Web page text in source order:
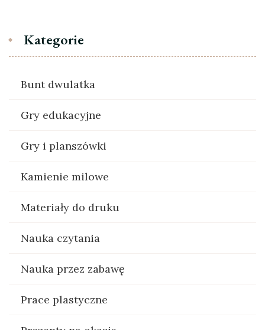
Kategorie
Bunt dwulatka
Gry edukacyjne
Gry i planszówki
Kamienie milowe
Materiały do druku
Nauka czytania
Nauka przez zabawę
Prace plastyczne